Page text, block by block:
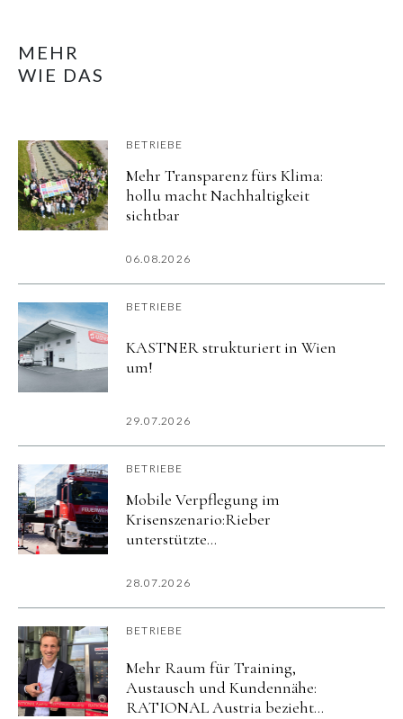
MEHR
WIE DAS
BETRIEBE
Mehr Transparenz fürs Klima:
hollu macht Nachhaltigkeit
sichtbar
06.08.2026
BETRIEBE
KASTNER strukturiert in Wien
um!
29.07.2026
BETRIEBE
Mobile Verpflegung im
Krisenszenario:Rieber
unterstützte
imurbanharbor Ludwigsburg
28.07.2026
BETRIEBE
Mehr Raum für Training,
Austausch und Kundennähe:
RATIONAL Austria bezieht